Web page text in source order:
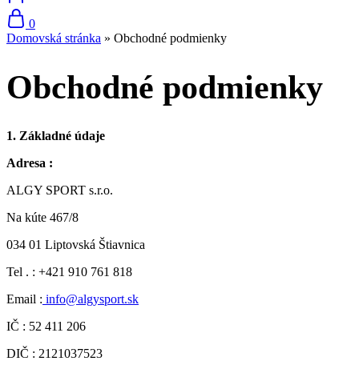
0
Domovská stránka » Obchodné podmienky
Obchodné podmienky
1. Základné údaje
Adresa :
ALGY SPORT s.r.o.
Na kúte 467/8
034 01 Liptovská Štiavnica
Tel . : +421 910 761 818
Email : info@algysport.sk
IČ : 52 411 206
DIČ : 2121037523